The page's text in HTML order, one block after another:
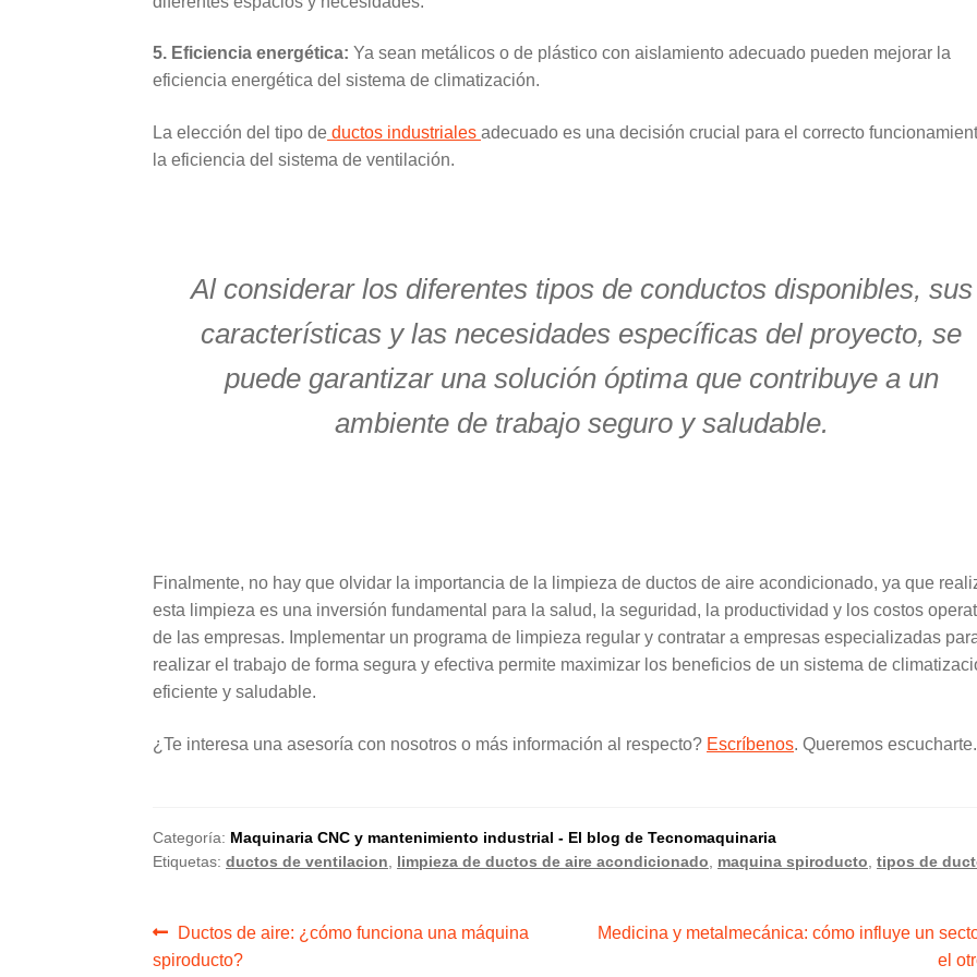
5. Eficiencia energética: Ya sean metálicos o de plástico con aislamiento adecuado pueden mejorar la
eficiencia energética del sistema de climatización.
La elección del tipo de ductos industrialesadecuado es una decisión crucial para el correcto
la eficiencia del sistema de ventilación.
Al considerar los diferentes tipos de conductos disponibles, sus
características y las necesidades específicas del proyecto, se
puede garantizar una solución óptima que contribuye a un
ambiente de trabajo seguro y saludable.
Finalmente, no hay que olvidar la importancia de la limpieza de ductos de aire acondicionado, ya que
esta limpieza es una inversión fundamental para la salud, la seguridad, la productividad y los costos
de las empresas. Implementar un programa de limpieza regular y contratar a empresas especializadas
realizar el trabajo de forma segura y efectiva permite maximizar los beneficios de un sistema de
eficiente y saludable.
¿Te interesa una asesoría con nosotros o más información al respecto? Escríbenos. Queremos
Categoría: Maquinaria CNC y mantenimiento industrial - El blog de Tecnomaquinaria
Etiquetas:ductos de ventilacion limpieza de ductos de aire acondicionado maquina spiroducto ,tipos de
Navegación
Anterior:
Ductos de aire: ¿cómo funciona una máquina
spiroducto?
Siguiente:
Medicina y metalmecánica: cómo influye un
el